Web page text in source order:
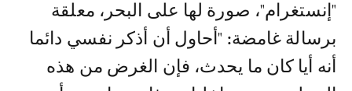
"إنستغرام"، صورة لها على البحر، معلقة
برسالة غامضة: "أحاول أن أذكر نفسي دائما
أنه أيا كان ما يحدث، فإن الغرض من هذه